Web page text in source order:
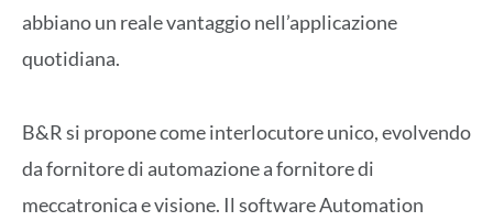
abbianoun realevantaggionell’applicazione
quotidiana.
B&R si propone come interlocutore unico, evolvendo
da fornitore di automazione a fornitore di
meccatronica e visione. Il software Automation